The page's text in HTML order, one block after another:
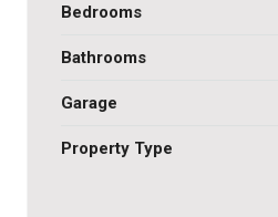
Bedrooms
Bathrooms
Garage
Property Type